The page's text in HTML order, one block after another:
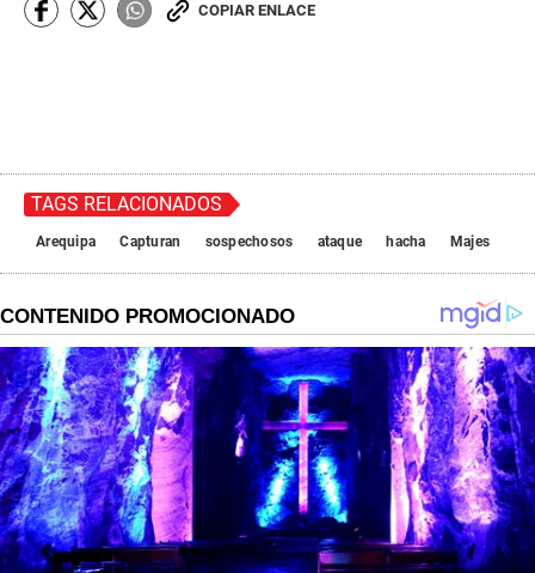
COPIAR ENLACE
TAGS RELACIONADOS
Arequipa Capturan sospechosos ataque hacha Majes